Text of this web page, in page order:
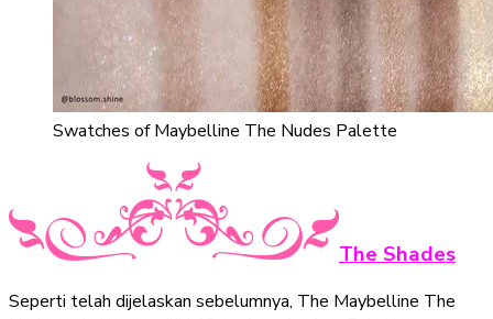
Swatches of Maybelline The Nudes Palette
The Shades
Seperti telah dijelaskan sebelumnya, The Maybelline The